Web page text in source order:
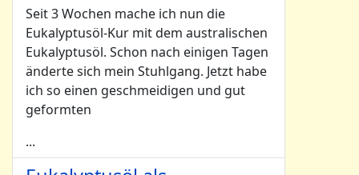
Seit 3 Wochen mache ich nun die
Eukalyptusöl-Kur mit dem australischen
Eukalyptusöl. Schon nach einigen Tagen
änderte sich mein Stuhlgang. Jetzt habe
ich so einen geschmeidigen und gut
geformten
...